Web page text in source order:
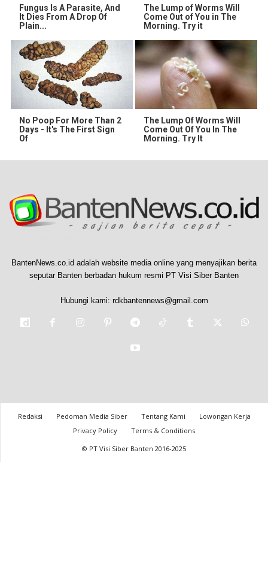
Fungus Is A Parasite, And
It Dies From A Drop Of
Plain...
The Lump of Worms Will
Come Out of You in The
Morning. Try it
No Poop For More Than 2
Days - It's The First Sign
Of
The Lump Of Worms Will
Come Out Of You In The
Morning. Try It
BantenNews.co.id adalah website media online yang menyajikan berita
seputar Banten berbadan hukum resmi PT Visi Siber Banten
Hubungi kami: rdkbantennews@gmail.com
Redaksi Pedoman Media Siber Tentang Kami
Lowongan Kerja
Privacy Policy
Terms & Conditions
© PT Visi Siber Banten 2016-2025